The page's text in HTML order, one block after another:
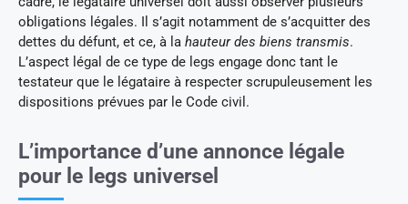
obligations légales. Il s’agit notamment de s’acquitter des
dettes du défunt, et ce, à la hauteur des biens transmis.
L’aspect légal de ce type de legs engage donc tant le
testateur que le légataire à respecter scrupuleusement les
dispositions prévues par le Code civil.
L’importance d’une annonce légale
pour le legs universel